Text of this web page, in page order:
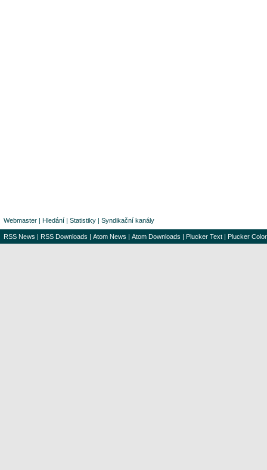
Webmaster | Hledání | Statistiky | Syndikační kanály
RSS News | RSS Downloads | Atom News | Atom Downloads | Plucker Text | Plucker Color